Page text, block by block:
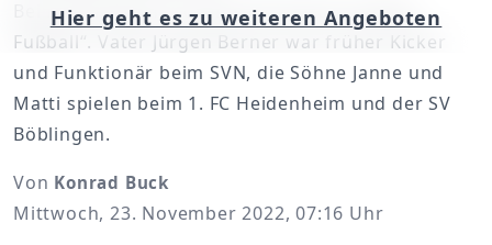
Bei Familie Berner dreht sich viel um „König
Fußball“. Vater Jürgen Berner war früher Kicker
und Funktionär beim SVN, die Söhne Janne und
Matti spielen beim 1. FC Heidenheim und der SV
Böblingen.
Von Konrad Buck
Mittwoch, 23. November 2022, 07:16 Uhr
Hier geht es zu weiteren Angeboten